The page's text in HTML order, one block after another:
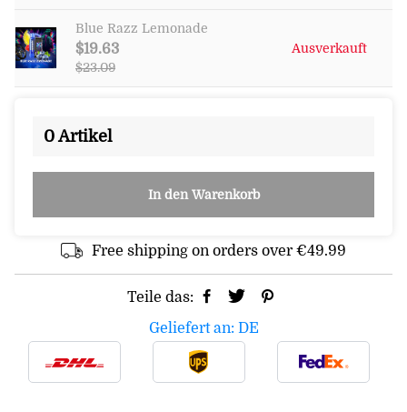
Blue Razz Lemonade
$19.63
$23.09
Ausverkauft
0 Artikel
In den Warenkorb
Free shipping on orders over €49.99
Teile das:
Geliefert an: DE